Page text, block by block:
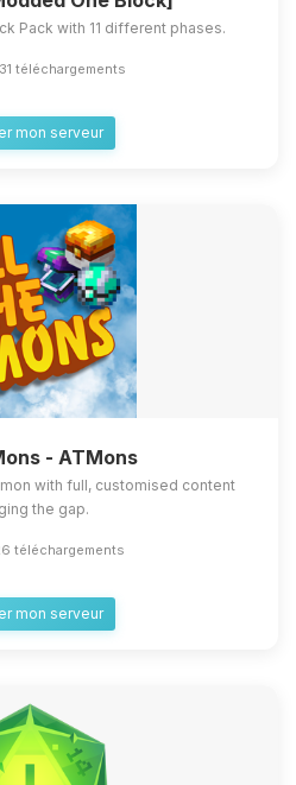
Pack with 11 different phases.
téléchargements
mon serveur
- ATMons
with full, customised content
the gap.
téléchargements
mon serveur